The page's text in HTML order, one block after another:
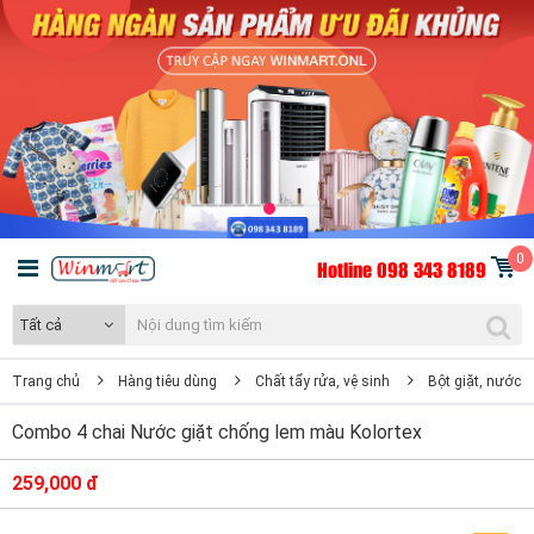
Hotline 098 343 8189 0
Tất cả
Trang chủ Hàng tiêu dùng Chất tẩy rửa, vệ sinh Bột giặt, nước
Combo 4 chai Nước giặt chống lem màu Kolortex
259,000 đ